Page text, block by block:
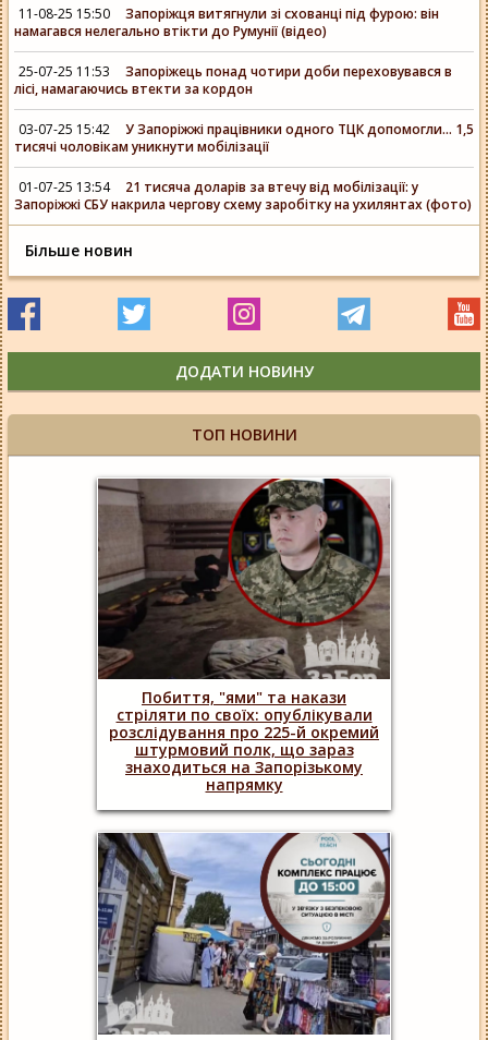
11-08-25 15:50
Запоріжця витягнули зі схованці під фурою: він
намагався нелегально втікти до Румунії (відео)
25-07-25 11:53
Запоріжець понад чотири доби переховувався в
лісі, намагаючись втекти за кордон
03-07-25 15:42
У Запоріжжі працівники одного ТЦК допомогли... 1,5
тисячі чоловікам уникнути мобілізації
01-07-25 13:54
21 тисяча доларів за втечу від мобілізації: у
Запоріжжі СБУ накрила чергову схему заробітку на ухилянтах (фото)
Більше новин
ДОДАТИ НОВИНУ
ТОП НОВИНИ
Побиття, "ями" та накази
стріляти по своїх: опублікували
розслідування про 225-й окремий
штурмовий полк, що зараз
знаходиться на Запорізькому
напрямку